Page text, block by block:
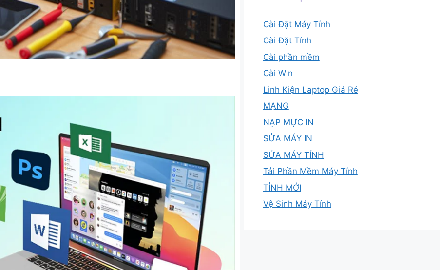
Cài Đặt Máy Tính
Cài Đặt Tỉnh
Cài phần mềm
Cài Win
Linh Kiện Laptop Giá Rẻ
MẠNG
NẠP MỰC IN
SỬA MÁY IN
SỬA MÁY TÍNH
Tải Phần Mềm Máy Tính
TỈNH MỚI
Vệ Sinh Máy Tính